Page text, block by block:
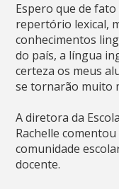
Espero que de
repertório lexical,
conhecimentos
do país, a língua
certeza os meus
se tornarão muito
A diretora da
Rachelle
comunidade
docente.